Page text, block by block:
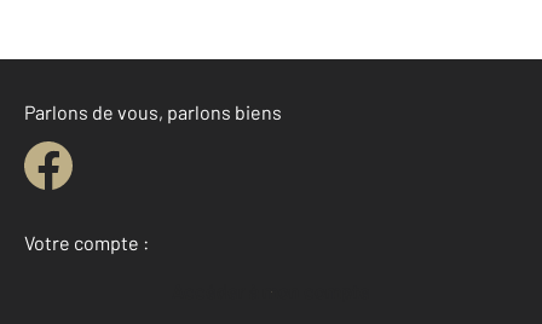
Parlons de vous, parlons biens
Votre compte :
Accéder à mon compte